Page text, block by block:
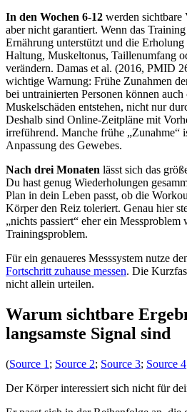
In den Wochen 6-12 werden sichtbare
aber nicht garantiert. Wenn das
Ernährung unterstützt und die
Haltung, Muskeltonus, Taillenumfang
verändern. Damas et al. (2016, PMID
wichtige Warnung: Frühe Zunahmen
bei untrainierten Personen können
Muskelschäden entstehen, nicht nur
Deshalb sind Online-Zeitpläne mit
irreführend. Manche frühe „Zunahme“
Anpassung des Gewebes.
Nach drei Monaten lässt sich das
Du hast genug Wiederholungen
Plan in dein Leben passt, ob die
Körper den Reiz toleriert. Genau hier
„nichts passiert“ eher ein Messproblem
Trainingsproblem.
Für ein genaueres Messsystem nutze
Fortschritt zuhause messen. Die
nicht allein urteilen.
Warum sichtbare
langsamste Signal sind
(Source 1 ; Source 2; Source 3; Source 4
Der Körper interessiert sich nicht für